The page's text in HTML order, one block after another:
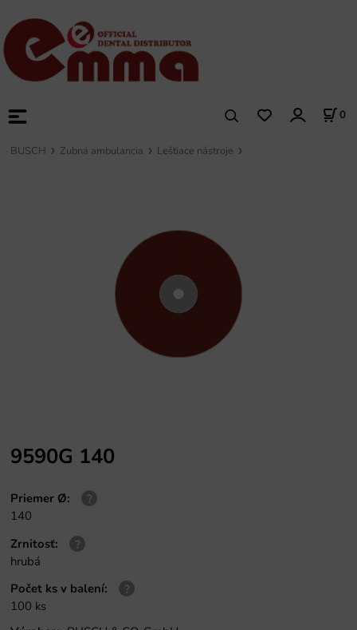
0
BUSCH Zubná ambulancia Leštiace nástroje
9590G 140
Priemer Ø:
140
Zrnitosť:
hrubá
Počet ks v balení:
100 ks